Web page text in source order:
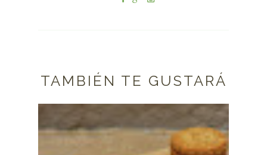
TAMBIÉN TE GUSTARÁ